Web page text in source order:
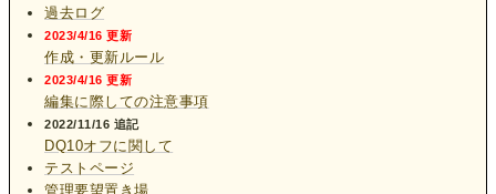
過去ログ
2023/4/16 更新
作成・更新ルール
2023/4/16 更新
編集に際しての注意事項
2022/11/16 追記
DQ10オフに関して
テストページ
管理要望置き場